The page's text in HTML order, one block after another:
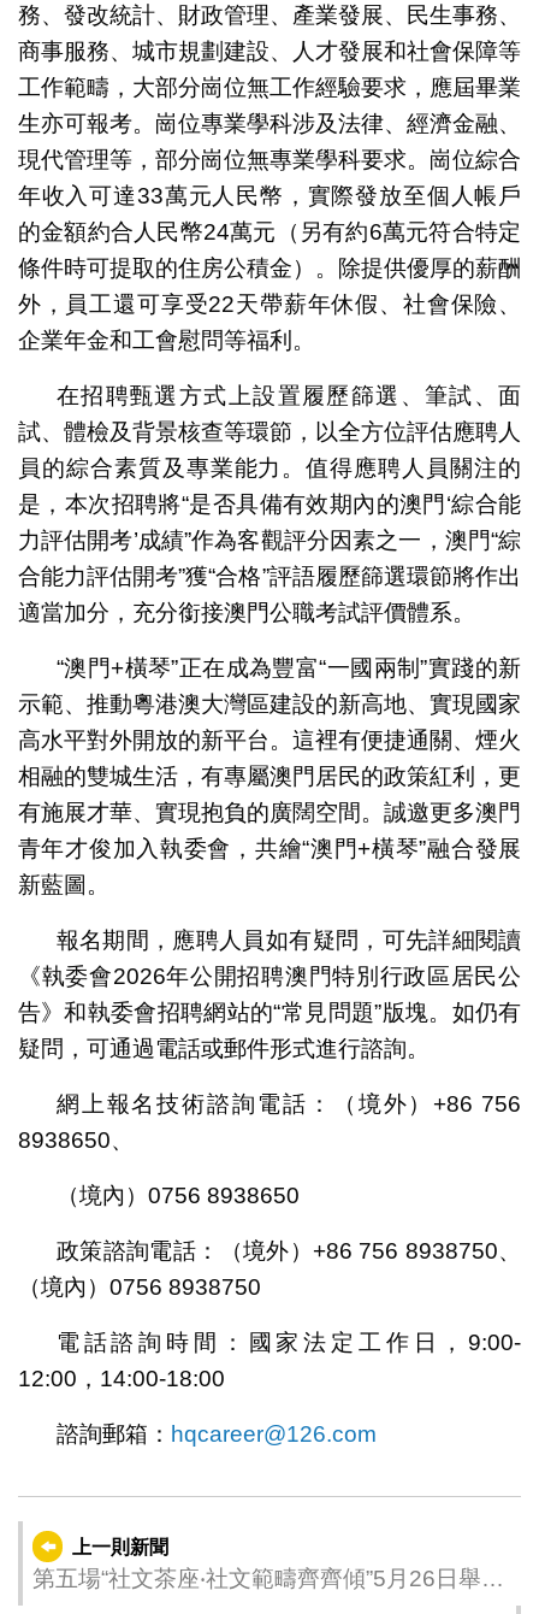
務、發改統計、財政管理、產業發展、民生事務、
商事服務、城市規劃建設、人才發展和社會保障等
工作範疇，大部分崗位無工作經驗要求，應屆畢業
生亦可報考。崗位專業學科涉及法律、經濟金融、
現代管理等，部分崗位無專業學科要求。崗位綜合
年收入可達33萬元人民幣，實際發放至個人帳戶
的金額約合人民幣24萬元（另有約6萬元符合特定
條件時可提取的住房公積金）。除提供優厚的薪酬
外，員工還可享受22天帶薪年休假、社會保險、
企業年金和工會慰問等福利。
在招聘甄選方式上設置履歷篩選、筆試、面
試、體檢及背景核查等環節，以全方位評估應聘人
員的綜合素質及專業能力。值得應聘人員關注的
是，本次招聘將“是否具備有效期內的澳門‘綜合能
力評估開考’成績”作為客觀評分因素之一，澳門“綜
合能力評估開考”獲“合格”評語履歷篩選環節將作出
適當加分，充分銜接澳門公職考試評價體系。
“澳門+橫琴”正在成為豐富“一國兩制”實踐的新
示範、推動粵港澳大灣區建設的新高地、實現國家
高水平對外開放的新平台。這裡有便捷通關、煙火
相融的雙城生活，有專屬澳門居民的政策紅利，更
有施展才華、實現抱負的廣闊空間。誠邀更多澳門
青年才俊加入執委會，共繪“澳門+橫琴”融合發展
新藍圖。
報名期間，應聘人員如有疑問，可先詳細閱讀
《執委會2026年公開招聘澳門特別行政區居民公
告》和執委會招聘網站的“常見問題”版塊。如仍有
疑問，可通過電話或郵件形式進行諮詢。
網上報名技術諮詢電話：（境外）+86 756
8938650、
（境內）0756 8938650
政策諮詢電話：（境外）+86 756 8938750、
（境內）0756 8938750
電話諮詢時間：國家法定工作日，9:00-
12:00，14:00-18:00
諮詢郵箱： hqcareer@126.com
上一則新聞
第五場“社文茶座‧社文範疇齊齊傾”5月26日舉行